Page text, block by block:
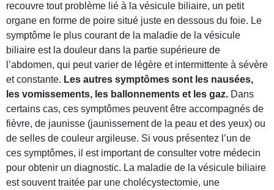
recouvre tout problème lié à la vésicule biliaire, un petit
organe en forme de poire situé juste en dessous du foie. Le
symptôme le plus courant de la maladie de la vésicule
biliaire est la douleur dans la partie supérieure de
l’abdomen, qui peut varier de légère et intermittente à sévère
et constante. Les autres symptômes sont les nausées,
les vomissements, les ballonnements et les gaz. Dans
certains cas, ces symptômes peuvent être accompagnés de
fièvre, de jaunisse (jaunissement de la peau et des yeux) ou
de selles de couleur argileuse. Si vous présentez l’un de
ces symptômes, il est important de consulter votre médecin
pour obtenir un diagnostic. La maladie de la vésicule biliaire
est souvent traitée par une cholécystectomie, une